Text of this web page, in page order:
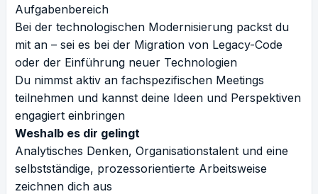
Aufgabenbereich
Bei der technologischen Modernisierung packst du
mit an – sei es bei der Migration von Legacy-Code
oder der Einführung neuer Technologien
Du nimmst aktiv an fachspezifischen Meetings
teilnehmen und kannst deine Ideen und Perspektiven
engagiert einbringen
Weshalb es dir gelingt
Analytisches Denken, Organisationstalent und eine
selbstständige, prozessorientierte Arbeitsweise
zeichnen dich aus